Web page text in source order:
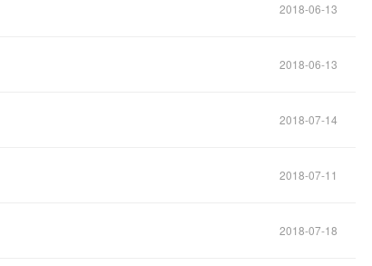
2018-06-13
2018-06-13
2018-07-14
2018-07-11
2018-07-18